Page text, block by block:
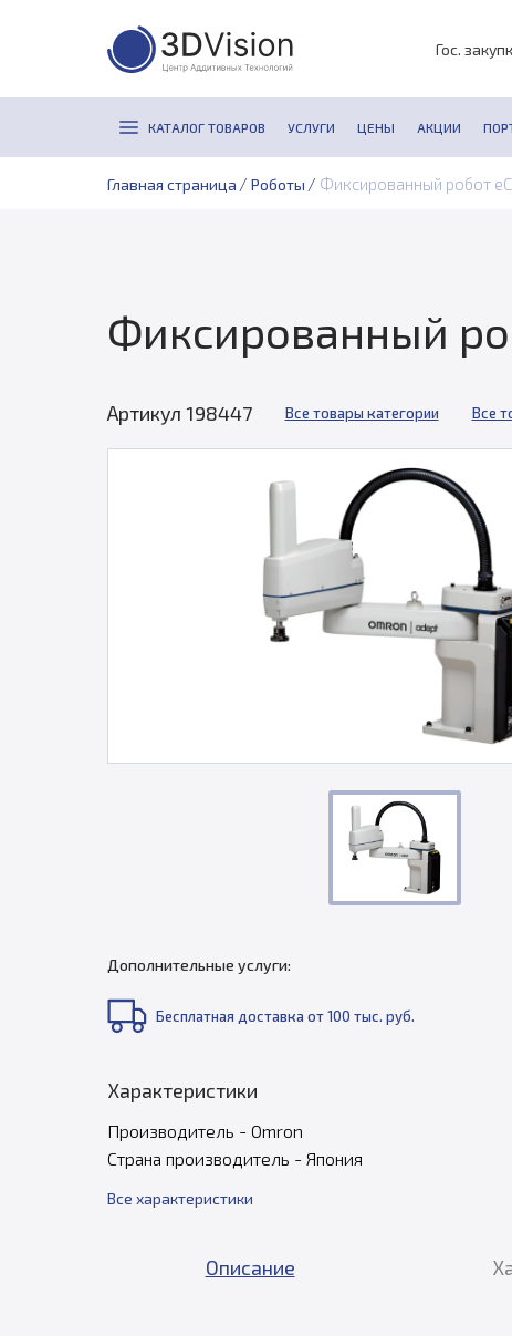
Гос.
КАТАЛОГ ТОВАРОВ УСЛУГИ ЦЕНЫ АКЦИИ
Главная страница / Роботы / Фиксированный робот
Фиксированный
Артикул 198447 Все товары категории Все
Дополнительные услуги:
Бесплатная доставка от 100 тыс. руб.
Характеристики
Производитель - Omron
Страна производитель - Япония
Все характеристики
Описание